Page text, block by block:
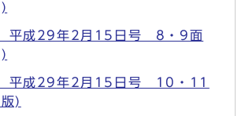
平成29年2月15日号 8・9面
平成29年2月15日号 10・11
)